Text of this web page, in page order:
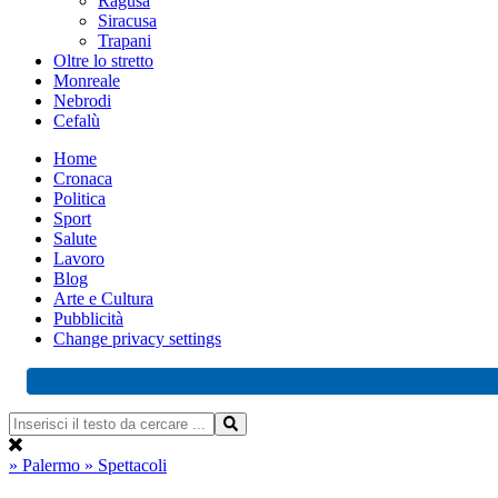
Siracusa
Trapani
Oltre lo stretto
Monreale
Nebrodi
Cefalù
Home
Cronaca
Politica
Sport
Salute
Lavoro
Blog
Arte e Cultura
Pubblicità
Change privacy settings
» Palermo » Spettacoli